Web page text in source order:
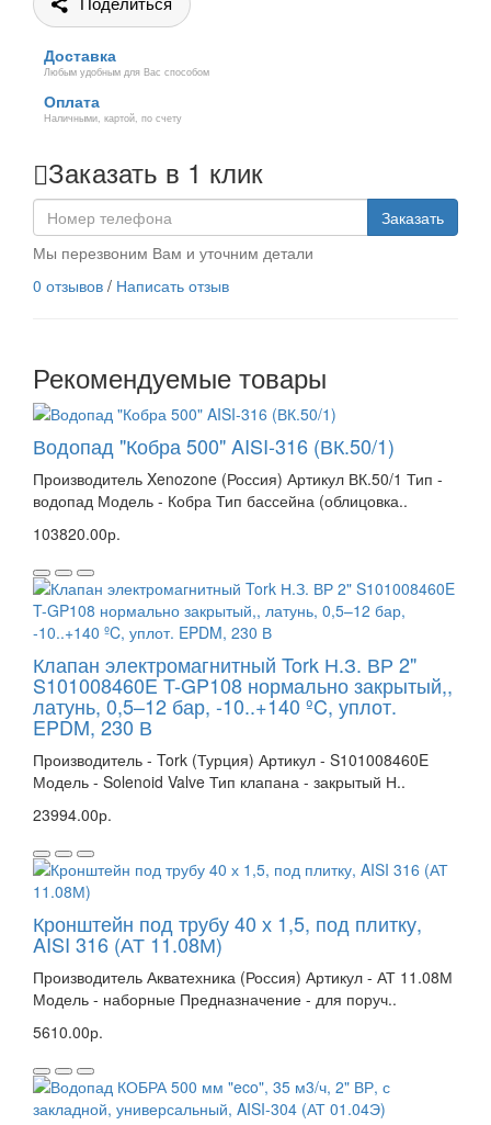
Поделиться
Доставка
Любым удобным для Вас способом
Оплата
Наличными, картой, по счету
Заказать в 1 клик
Заказать
Мы перезвоним Вам и уточним детали
0 отзывов / Написать отзыв
Рекомендуемые товары
Водопад "Кобра 500" AISI-316 (ВК.50/1)
Производитель Xenozone (Россия) Артикул ВК.50/1 Тип -
водопад Модель - Кобра Тип бассейна (облицовка..
103820.00р.
Клапан электромагнитный Tork Н.З. ВР 2"
S101008460E T-GP108 нормально закрытый,,
латунь, 0,5–12 бар, -10..+140 ºC, уплот.
EPDM, 230 В
Производитель - Tork (Турция) Артикул - S101008460E
Модель - Solenoid Valve Тип клапана - закрытый Н..
23994.00р.
Кронштейн под трубу 40 х 1,5, под плитку,
AISI 316 (АТ 11.08М)
Производитель Акватехника (Россия) Артикул - АТ 11.08М
Модель - наборные Предназначение - для поруч..
5610.00р.